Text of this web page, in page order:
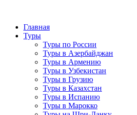
Главная
Туры
Туры по России
Туры в Азербайджан
Туры в Армению
Туры в Узбекистан
Туры в Грузию
Туры в Казахстан
Туры в Испанию
Туры в Марокко